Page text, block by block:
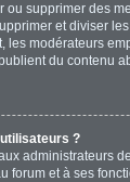
ou supprimer des
et diviser
les modérateurs
du contenu
?
administrateurs
forum et à ses